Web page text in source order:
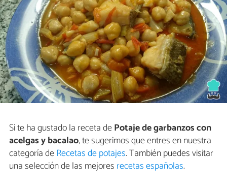
Si te ha gustado la receta dePotaje de garbanzos con
acelgas y bacalao, te sugerimos que entres en nuestra
categoría deRecetas de potajes. También puedes visitar
una selección de las mejores recetas españolas.